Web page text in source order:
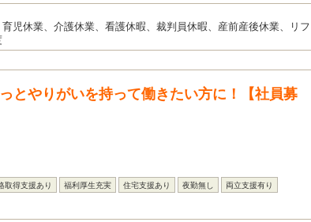
児休業、介護休業、看護休暇、裁判員休暇、産前産後休業、リフ
とやりがいを持って働きたい方に！【社員募
取得支援あり 福利厚生充実 住宅支援あり 夜勤無し 両立支援有り